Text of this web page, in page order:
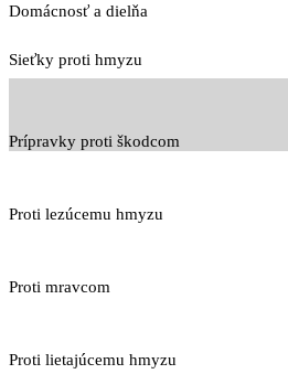
Domácnosť a dielňa
Sieťky proti hmyzu
Prípravky proti škodcom
Proti lezúcemu hmyzu
Proti mravcom
Proti lietajúcemu hmyzu